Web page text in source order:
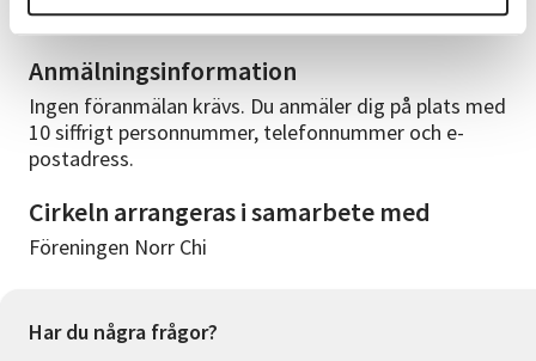
Ta på mjuka, sköna kläder och skor. Kostnadsfritt.
Anmälningsinformation
Ingen föranmälan krävs. Du anmäler dig på plats med
10 siffrigt personnummer, telefonnummer och e-
postadress.
Cirkeln arrangeras i samarbete med
Föreningen Norr Chi
Har du några frågor?